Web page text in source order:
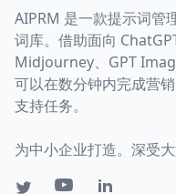
AIPRM 是一款提示词管
词库。借助面向
Midjourney、GPT
可以在数分钟内完成营
支持任务。
为中小企业打造。深受大